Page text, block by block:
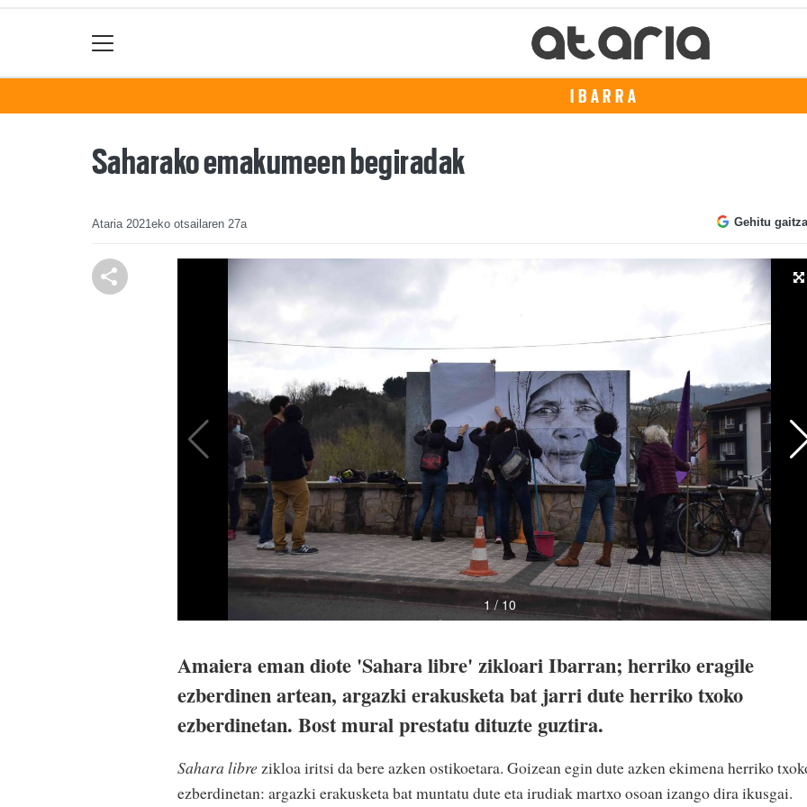
IBARRA
Saharako emakumeen begiradak
Ataria 2021eko otsailaren 27a Gehitu
Amaiera eman diote 'Sahara libre' zikloari Ibarran; herriko eragile
ezberdinen artean, argazki erakusketa bat jarri dute herriko txoko
ezberdinetan. Bost mural prestatu dituzte guztira.
Sahara librezikloa iritsi da bere azken ostikoetara. Goizean egin dute azken ekimena herriko
ezberdinetan: argazki erakusketa bat muntatu dute eta irudiak martxo osoan izango dira ikusgai.